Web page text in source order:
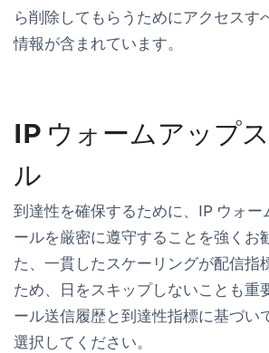
ら削除してもらうためにアクセスす
情報が含まれています。
IP ウォームアップ
ル
到達性を確保するために、IP ウォー
ールを厳密に遵守することを強くお
た、一貫したスケーリングが配信指
ため、日をスキップしないことも重
ール送信履歴と到達性指標に基づい
選択してください。